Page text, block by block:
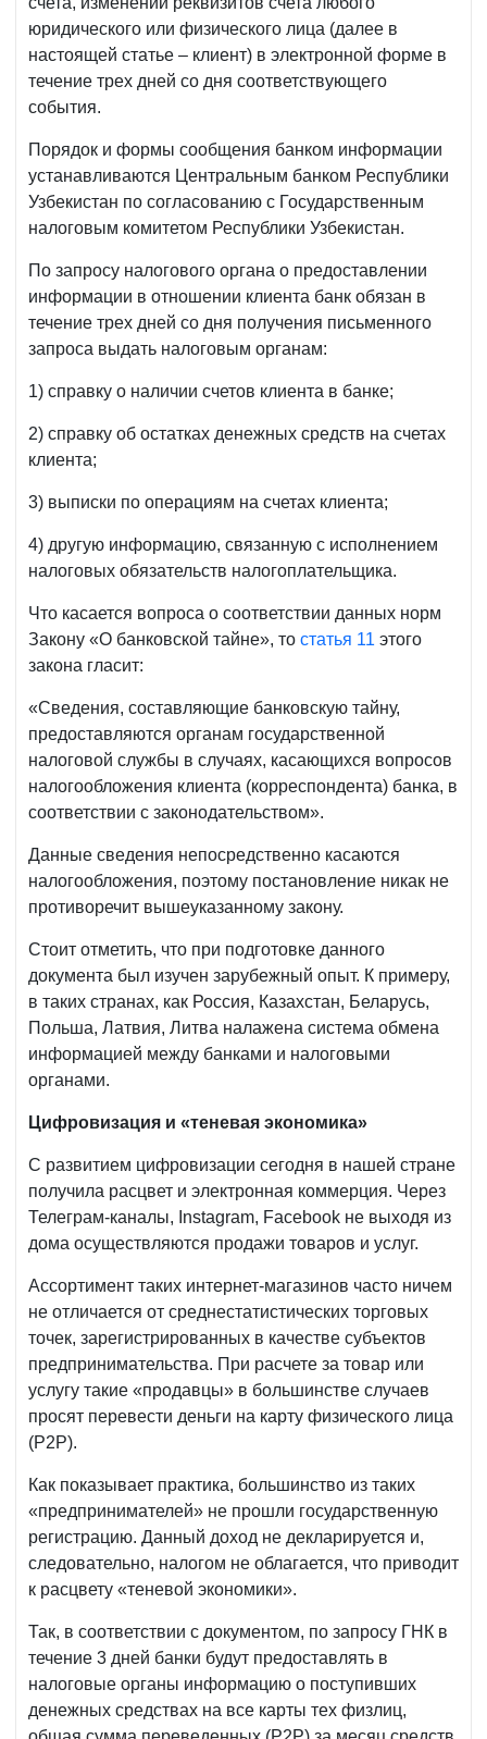
юридического или физического лица (далее в
настоящей статье – клиент) в электронной форме в
течение трех дней со дня соответствующего
события.
Порядок и формы сообщения банком информации
устанавливаются Центральным банком Республики
Узбекистан по согласованию с Государственным
налоговым комитетом Республики Узбекистан.
По запросу налогового органа о предоставлении
информации в отношении клиента банк обязан в
течение трех дней со дня получения письменного
запроса выдать налоговым органам:
1) справку о наличии счетов клиента в банке;
2) справку об остатках денежных средств на счетах
клиента;
3) выписки по операциям на счетах клиента;
4) другую информацию, связанную с исполнением
налоговых обязательств налогоплательщика.
Что касается вопроса о соответствии данных норм
Закону «О банковской тайне», то статья 11 этого
закона гласит:
«Сведения, составляющие банковскую тайну,
предоставляются органам государственной
налоговой службы в случаях, касающихся вопросов
налогообложения клиента (корреспондента) банка, в
соответствии с законодательством».
Данные сведения непосредственно касаются
налогообложения, поэтому постановление никак не
противоречит вышеуказанному закону.
Стоит отметить, что при подготовке данного
документа был изучен зарубежный опыт. К примеру,
в таких странах, как Россия, Казахстан, Беларусь,
Польша, Латвия, Литва налажена система обмена
информацией между банками и налоговыми
органами.
Цифровизация и «теневая экономика»
С развитием цифровизации сегодня в нашей стране
получила расцвет и электронная коммерция. Через
Телеграм-каналы, Instagram, Facebook не выходя из
дома осуществляются продажи товаров и услуг.
Ассортимент таких интернет-магазинов часто ничем
не отличается от среднестатистических торговых
точек, зарегистрированных в качестве субъектов
предпринимательства. При расчете за товар или
услугу такие «продавцы» в большинстве случаев
просят перевести деньги на карту физического лица
(Р2Р).
Как показывает практика, большинство из таких
«предпринимателей» не прошли государственную
регистрацию. Данный доход не декларируется и,
следовательно, налогом не облагается, что приводит
к расцвету «теневой экономики».
Так, в соответствии с документом, по запросу ГНК в
течение 3 дней банки будут предоставлять в
налоговые органы информацию о поступивших
денежных средствах на все карты тех физлиц,